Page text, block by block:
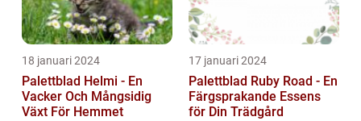
18 januari 2024
Palettblad Helmi - En
Vacker Och Mångsidig
Växt För Hemmet
17 januari 2024
Palettblad Ruby Road - En
Färgsprakande Essens
för Din Trädgård